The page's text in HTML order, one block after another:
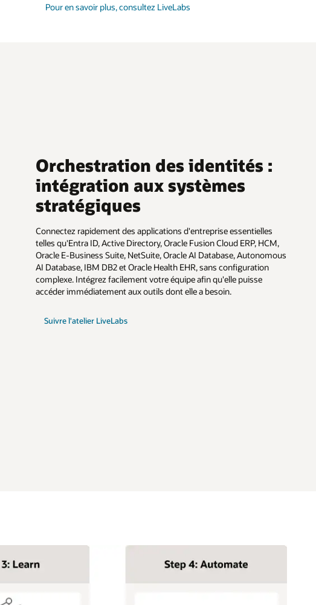
Pour en savoir plus, consultez LiveLabs
Orchestration des identités :
intégration aux systèmes
stratégiques
Connectez rapidement des applications d'entreprise essentielles
telles qu'Entra ID, Active Directory, Oracle Fusion Cloud ERP, HCM,
Oracle E-Business Suite, NetSuite, Oracle AI Database, Autonomous
AI Database, IBM DB2 et Oracle Health EHR, sans configuration
complexe. Intégrez facilement votre équipe afin qu'elle puisse
accéder immédiatement aux outils dont elle a besoin.
Suivre l'atelier LiveLabs